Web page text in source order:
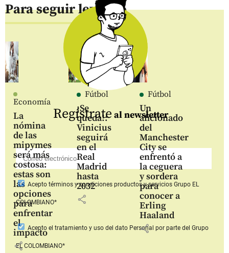
Para seguir leyendo
Economía
La
nómina
de las
mipymes
será más
costosa:
estas son
las
opciones
para
enfrentar
el
impacto
share
Fútbol
¡Se
queda!:
Vinicius
seguirá
en el
Real
Madrid
hasta
2032
share
Fútbol
Un
aficionado
del
Manchester
City se
enfrentó a
la ceguera
y sordera
para
conocer a
Erling
Haaland
share
Regístrate al newsletter
Aceptotérminos y condiciones productos y serviciosGrupo EL
COLOMBIANO*
Acepto el tratamiento y uso del dato Personal por parte del Grupo
EL COLOMBIANO*